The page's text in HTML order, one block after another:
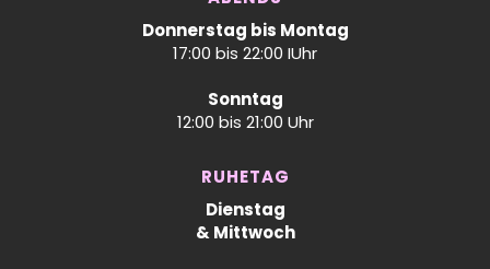
Donnerstag bis Montag
17:00 bis 22:00 IUhr
Sonntag
12:00 bis 21:00 Uhr
RUHETAG
Dienstag
& Mittwoch